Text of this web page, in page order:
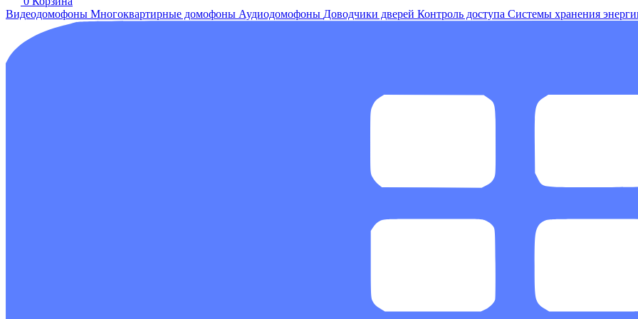
Видеодомофоны Многоквартирные домофоны Аудиодомофоны Доводчики дверей Контроль доступа Системы хранения